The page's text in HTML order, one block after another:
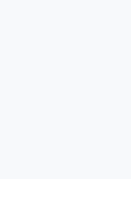
elektroniczne. Aplikacja pozwala
w chmurze. Masz dostęp do